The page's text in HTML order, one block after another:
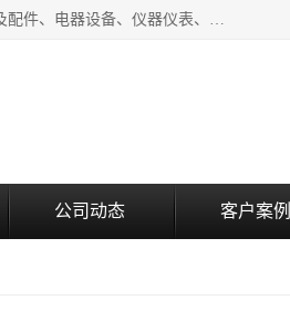
上海拜肯机械设备有限公司成立于2008年，注册地位于上海市浦东新区。经营范围包括机械设备及配件、电器设备、仪器仪表、化工原料及产品、软件及辅助设备，机械设备及配件的制造、加工等；主要产品有：气力输送，小袋倒袋站，吨袋倒袋站，倒桶机，集装箱卸料系统，Z型斗式输送机，螺旋输送机，管链输送机，真空上料机，流化器，配混料系统，软管等。
公司动态 客户案例